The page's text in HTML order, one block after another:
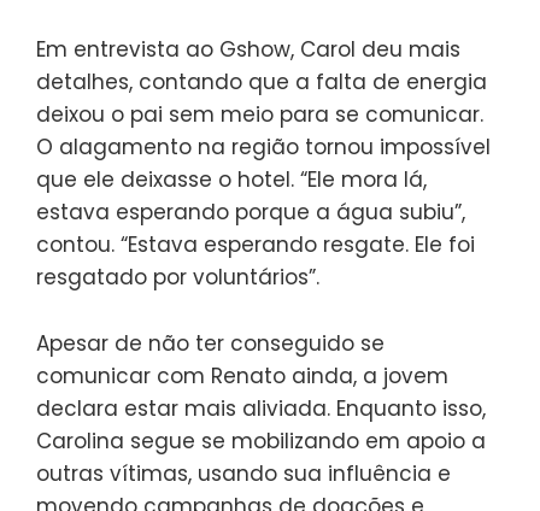
Em entrevista ao Gshow, Carol deu mais
detalhes, contando que a falta de energia
deixou o pai sem meio para se comunicar.
O alagamento na região tornou impossível
que ele deixasse o hotel. “Ele mora lá,
estava esperando porque a água subiu”,
contou. “Estava esperando resgate. Ele foi
resgatado por voluntários”.
Apesar de não ter conseguido se
comunicar com Renato ainda, a jovem
declara estar mais aliviada. Enquanto isso,
Carolina segue se mobilizando em apoio a
outras vítimas, usando sua influência e